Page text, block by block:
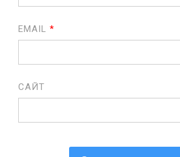
EMAIL *
САЙТ